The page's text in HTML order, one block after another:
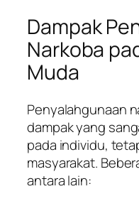
Dampak
Narkoba
Muda
Penyalahgunaan
dampak yang
pada individu,
masyarakat.
antara lain: